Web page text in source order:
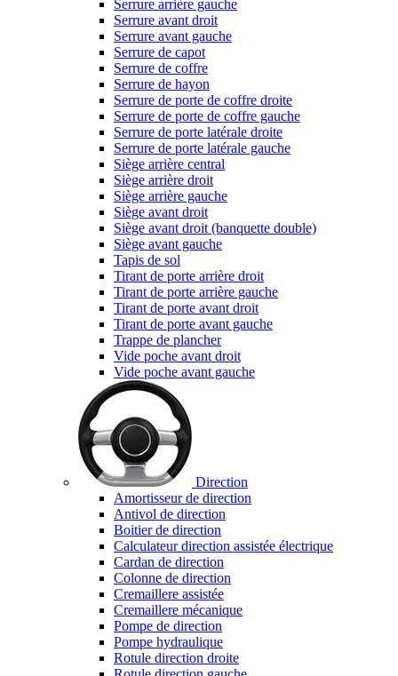
Serrure arrière gauche
Serrure avant droit
Serrure avant gauche
Serrure de capot
Serrure de coffre
Serrure de hayon
Serrure de porte de coffre droite
Serrure de porte de coffre gauche
Serrure de porte latérale droite
Serrure de porte latérale gauche
Siège arrière central
Siège arrière droit
Siège arrière gauche
Siège avant droit
Siège avant droit (banquette double)
Siège avant gauche
Tapis de sol
Tirant de porte arrière droit
Tirant de porte arrière gauche
Tirant de porte avant droit
Tirant de porte avant gauche
Trappe de plancher
Vide poche avant droit
Vide poche avant gauche
Direction
Amortisseur de direction
Antivol de direction
Boitier de direction
Calculateur direction assistée électrique
Cardan de direction
Colonne de direction
Cremaillere assistée
Cremaillere mécanique
Pompe de direction
Pompe hydraulique
Rotule direction droite